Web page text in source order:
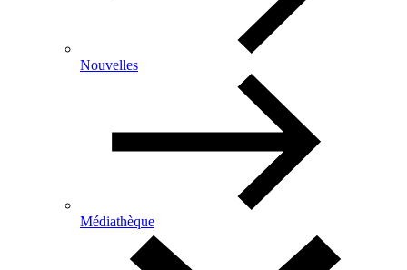
Nouvelles
Médiathèque